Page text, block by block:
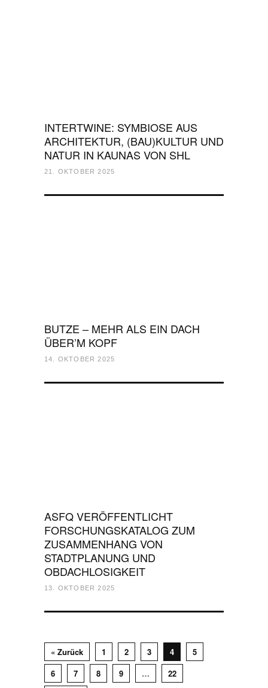
INTERTWINE: SYMBIOSE AUS
ARCHITEKTUR, (BAU)KULTUR UND
NATUR IN KAUNAS VON SHL
21. OKTOBER 2025
BUTZE – MEHR ALS EIN DACH
ÜBER’M KOPF
14. OKTOBER 2025
ASFQ VERÖFFENTLICHT
FORSCHUNGSKATALOG ZUM
ZUSAMMENHANG VON
STADTPLANUNG UND
OBDACHLOSIGKEIT
13. OKTOBER 2025
« Zurück 1 2 3 4
5
6
7 8 9 …
22